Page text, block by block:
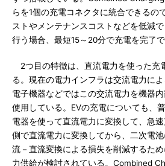
らを1個の充電コネクタに統合できるの
ストやメンテナンスコストなどを低減
行う場合、最短15～20分で充電を完了で
2つ目の特徴は、直流電力を使った充
る。現在の電力インフラは交流電力に
電子機器などではこの交流電力を機器
使用している。EVの充電についても、
電器を使って直流電力に変換して、急
側で直流電力に変換してから、二次電
流－直流変換による損失を削減するた
力供給が検討されている。Combined